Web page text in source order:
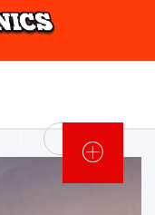
Войти